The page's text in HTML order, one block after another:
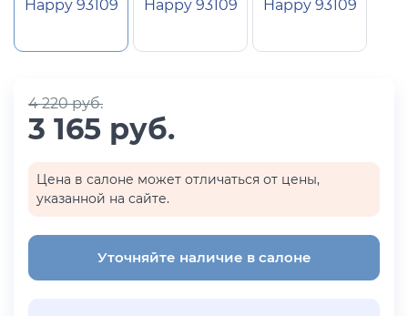
4 220 руб.
3 165 руб.
Цена в салоне может отличаться от цены,
указанной на сайте.
Уточняйте наличие в салоне